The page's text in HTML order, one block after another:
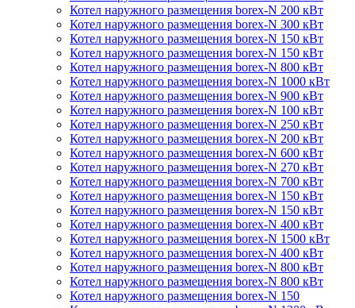
Котел наружного размещения borex-N 200 кВт
Котел наружного размещения borex-N 300 кВт
Котел наружного размещения borex-N 150 кВт
Котел наружного размещения borex-N 150 кВт
Котел наружного размещения borex-N 800 кВт
Котел наружного размещения borex-N 1000 кВт
Котел наружного размещения borex-N 900 кВт
Котел наружного размещения borex-N 100 кВт
Котел наружного размещения borex-N 250 кВт
Котел наружного размещения borex-N 200 кВт
Котел наружного размещения borex-N 600 кВт
Котел наружного размещения borex-N 270 кВт
Котел наружного размещения borex-N 700 кВт
Котел наружного размещения borex-N 150 кВт
Котел наружного размещения borex-N 150 кВт
Котел наружного размещения borex-N 400 кВт
Котел наружного размещения borex-N 1500 кВт
Котел наружного размещения borex-N 400 кВт
Котел наружного размещения borex-N 800 кВт
Котел наружного размещения borex-N 800 кВт
Котел наружного размещения borex-N 150